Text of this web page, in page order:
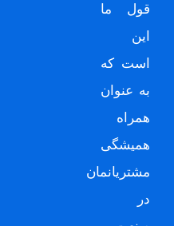
قول ما
این
است که
به عنوان
همراه
همیشگی
مشتریانمان
در